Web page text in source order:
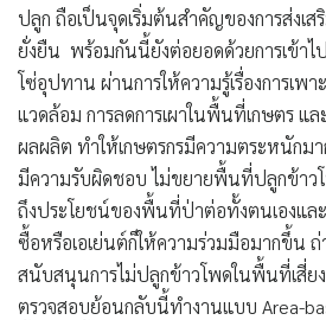
ปลูก ถือเป็นจุดเริ่มต้นสำคัญของการส่งเส
ยั่งยืน พร้อมกันนี้ยังต่อยอดด้วยการเข้าไ
โซ่อุปทาน ผ่านการให้ความรู้เรื่องการเพ
แวดล้อม การลดการเผาในพื้นที่เกษตร แ
ผลผลิต ทำให้เกษตรกรมีความตระหนักม
มีความรับผิดชอบ ไม่ขยายพื้นที่ปลูกข้าวโ
ถึงประโยชน์ของพื้นที่ป่าต่อทั้งตนเองแ
ซื้อหรือเอเย่นต์ก็ให้ความร่วมมือมากขึ้น
สนับสนุนการไม่ปลูกข้าวโพดในพื้นที่เสี่ย
ตรวจสอบย้อนกลับนี้ทำงานแบบ Area-